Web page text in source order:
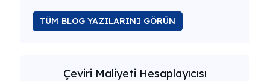
TÜM BLOG YAZILARINI GÖRÜN
Çeviri Maliyeti Hesaplayıcısı